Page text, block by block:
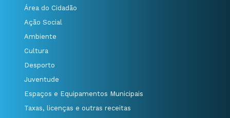
Área do Cidadão
Ação Social
Ambiente
Cultura
Desporto
Juventude
Espaços e Equipamentos Municipais
Taxas, licenças e outras receitas